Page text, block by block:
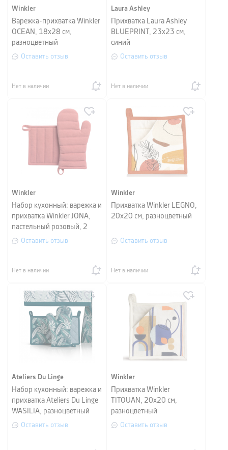
Winkler
Варежка-прихватка Winkler
OCEAN, 18х28 см,
разноцветный
Оставить отзыв
Нет в наличии
Laura Ashley
Прихватка Laura Ashley
BLUEPRINT, 23х23 см,
синий
Оставить отзыв
Нет в наличии
Winkler
Набор кухонный: варежка и
прихватка Winkler JONA,
пастельный розовый, 2
предмета
Оставить отзыв
Нет в наличии
Winkler
Прихватка Winkler LEGNO,
20х20 см, разноцветный
Оставить отзыв
Нет в наличии
Ateliers Du Linge
Набор кухонный: варежка и
прихватка Ateliers Du Linge
WASILIA, разноцветный
Оставить отзыв
Winkler
Прихватка Winkler
TITOUAN, 20х20 см,
разноцветный
Оставить отзыв